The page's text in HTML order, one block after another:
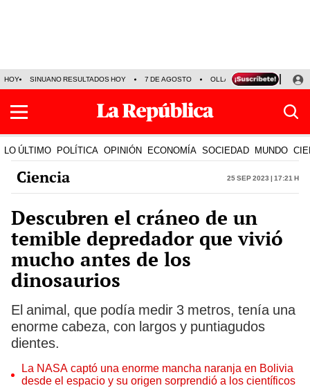
HOY SINUANO RESULTADOS HOY 7 DE AGOSTO OLLANTA HUMALA
LO ÚLTIMO POLÍTICA OPINIÓN ECONOMÍA SOCIEDAD MUNDO
Ciencia 25 Sep 2023 | 17:21 h
Descubren el cráneo de un
temible depredador que vivió
mucho antes de los
dinosaurios
El animal, que podía medir 3 metros, tenía una
enorme cabeza, con largos y puntiagudos
dientes.
La NASA captó una enorme mancha naranja en Bolivia
desde el espacio y su origen sorprendió a los científicos